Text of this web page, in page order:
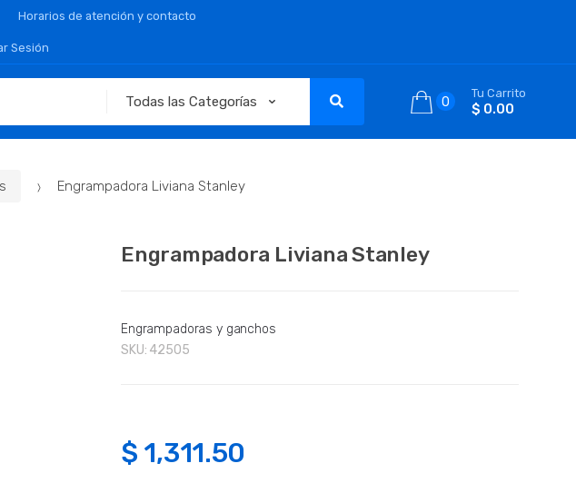
Horarios de atención y contacto
Sesión
0
Tu Carrito
$ 0.00
Engrampadora Liviana Stanley
Engrampadora Liviana Stanley
Engrampadoras y ganchos
SKU: 42505
$ 1,311.50